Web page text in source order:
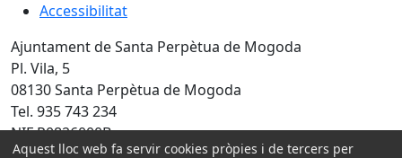
Accessibilitat
Ajuntament de Santa Perpètua de Mogoda
Pl. Vila, 5
08130 Santa Perpètua de Mogoda
Tel. 935 743 234
NIF P0826000B
Aquest lloc web fa servir cookies pròpies i de tercers per